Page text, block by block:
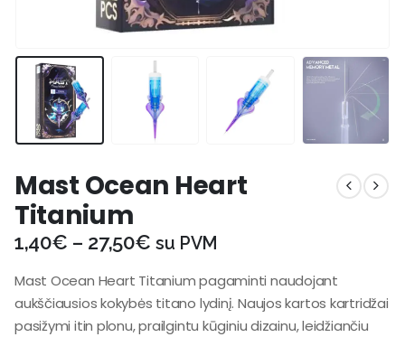
Mast Ocean Heart
Titanium
1,40€ – 27,50€ su PVM
Mast Ocean Heart Titanium pagaminti naudojant
aukščiausios kokybės titano lydinį. Naujos kartos kartridžai
pasižymi itin plonu, prailgintu kūginiu dizainu, leidžiančiu